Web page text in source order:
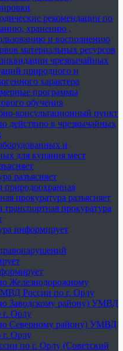
рекомендации по
хранению ,
и восполнению
материальных ресурсов
чрезвычайных
природного и
характера
программы
обучения
консультационный пункт
действию в чрезвычайных
и
для купания мест
разъясняет
природоохранная
прокуратура разъясняет
транспортная прокуратура
информирует
Железнодорожному
России по г. Орлу
Заводскому району) УМВД
г. Орлу
Северному району) УМВД
г. Орлу
по г. Орлу (Советский